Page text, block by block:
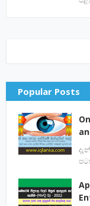
Popular Posts